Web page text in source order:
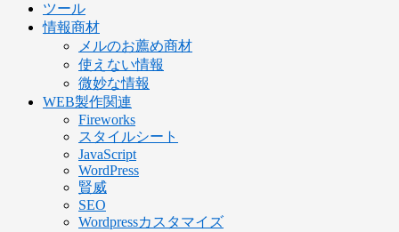
ツール
情報商材
メルのお薦め商材
使えない情報
微妙な情報
WEB製作関連
Fireworks
スタイルシート
JavaScript
WordPress
賢威
SEO
Wordpressカスタマイズ